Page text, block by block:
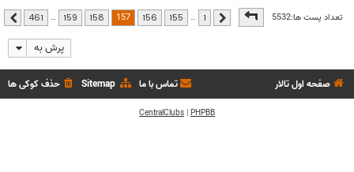
تعداد پست ها:5532
صفحه157
461 قبلی …
155
156
157
158
159
…
461 بعدی
پرش به
صفحه اول تالار حذف کوکی ها Sitemap تماس با ما
PHPBB
|
CentralClubs